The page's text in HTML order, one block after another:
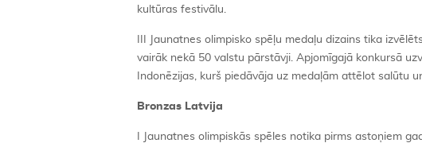
kultūras festivālu.
III Jaunatnes olimpisko spēļu medaļu dizains tika
vairāk nekā 50 valstu pārstāvji. Apjomīgajā konkursā
Indonēzijas, kurš piedāvāja uz medaļām attēlot salūtu
Bronzas Latvija
I Jaunatnes olimpiskās spēles notika pirms astoņiem